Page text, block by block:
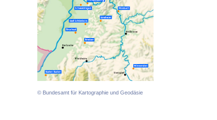
© Bundesamt für Kartographie und Geodäsie